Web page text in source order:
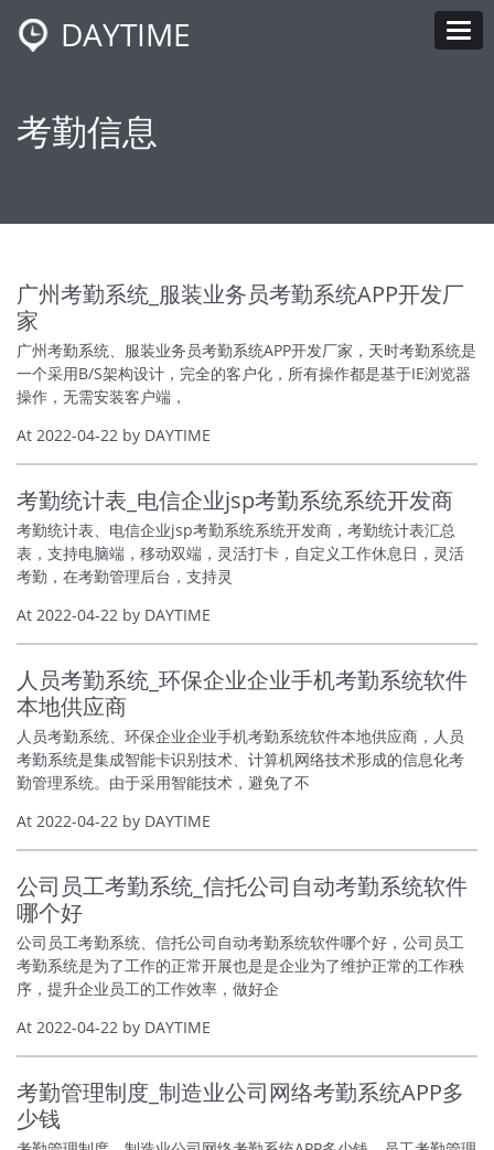
DAYTIME
考勤信息
广州考勤系统_服装业务员考勤系统APP开发厂
家
广州考勤系统、服装业务员考勤系统APP开发厂家，天时考勤系统是
一个采用B/S架构设计，完全的客户化，所有操作都是基于IE浏览器
操作，无需安装客户端，
At 2022-04-22 by DAYTIME
考勤统计表_电信企业jsp考勤系统系统开发商
考勤统计表、电信企业jsp考勤系统系统开发商，考勤统计表汇总
表，支持电脑端，移动双端，灵活打卡，自定义工作休息日，灵活
考勤，在考勤管理后台，支持灵
At 2022-04-22 by DAYTIME
人员考勤系统_环保企业企业手机考勤系统软件
本地供应商
人员考勤系统、环保企业企业手机考勤系统软件本地供应商，人员
考勤系统是集成智能卡识别技术、计算机网络技术形成的信息化考
勤管理系统。由于采用智能技术，避免了不
At 2022-04-22 by DAYTIME
公司员工考勤系统_信托公司自动考勤系统软件
哪个好
公司员工考勤系统、信托公司自动考勤系统软件哪个好，公司员工
考勤系统是为了工作的正常开展也是是企业为了维护正常的工作秩
序，提升企业员工的工作效率，做好企
At 2022-04-22 by DAYTIME
考勤管理制度_制造业公司网络考勤系统APP多
少钱